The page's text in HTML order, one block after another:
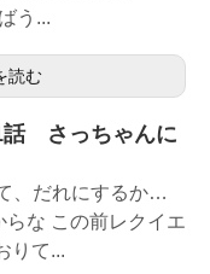
う...
読む
話 さっちゃんに
、だれにするか…
らな この前レクイエ
りて...